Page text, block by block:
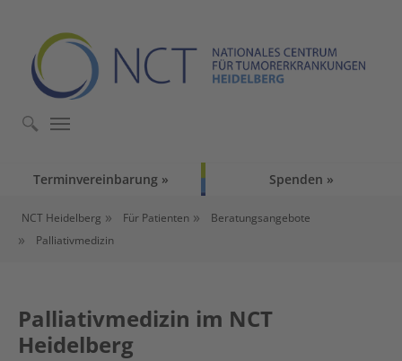
Terminvereinbarung Spenden
NCT Heidelberg Für Patienten
Beratungsangebote
Palliativmedizin
Palliativmedizin im NCT
Heidelberg